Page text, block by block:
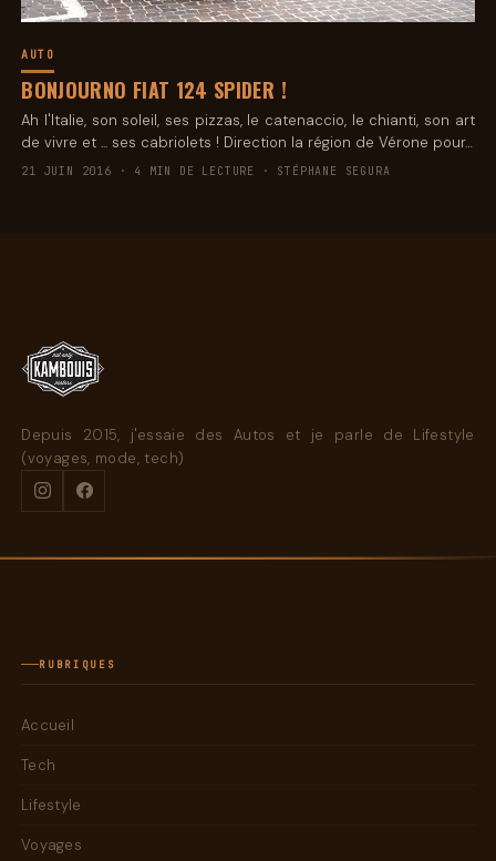
AUTO
BONJOURNO FIAT 124 SPIDER !
Ah l'Italie, son soleil, ses pizzas, le catenaccio, le chianti, son art
de vivre et ... ses cabriolets ! Direction la région de Vérone pour…
21 JUIN 2016 · 4 MIN DE LECTURE · STÉPHANE SEGURA
Depuis 2015, j'essaie des Autos et je parle de Lifestyle
(voyages, mode, tech)
RUBRIQUES
Accueil
Tech
Lifestyle
Voyages